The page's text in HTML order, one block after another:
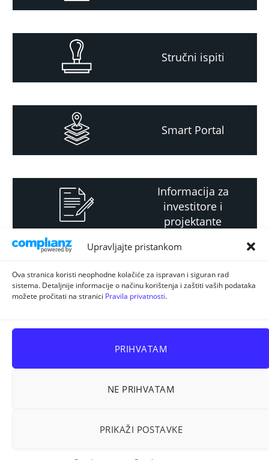
Upravljajte pristankom
Ova stranica koristi neophodne kolačiće za ispravan i siguran rad
sistema. Detaljnije informacije o načinu korištenja i zaštiti vaših podataka
možete pročitati na stranici Pravila privatnosti.
PRIHVATAM
NE PRIHVATAM
PRIKAŽI POSTAVKE
Stručni ispiti
Smart Portal
Informacija za
investitore i
projektante
Strateški i planski
dokument